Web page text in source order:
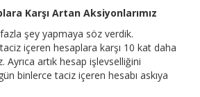
Karşı Artan Aksiyonlarımız
şey yapmaya söz verdik.
içeren hesaplara karşı 10 kat daha
Ayrıca artık hesap işlevselliğini
binlerce taciz içeren hesabı askıya